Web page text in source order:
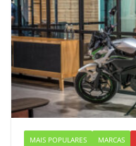
MAIS POPULARES MARCAS